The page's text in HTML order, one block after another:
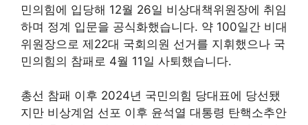
민의힘에 입당해 12월 26일 비상대책위원장에 취임
하며 정계 입문을 공식화했습니다. 약 100일간 비대
위원장으로 제22대 국회의원 선거를 지휘했으나 국
민의힘의 참패로 4월 11일 사퇴했습니다.
총선 참패 이후 2024년 국민의힘 당대표에 당선됐
지만 비상계엄 선포 이후 윤석열 대통령 탄핵소추안